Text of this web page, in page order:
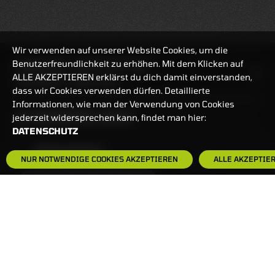
BANKEINSTELLUNGEN
HÄUFIG GESUCHT:
HANDELSZEIT
MO-FR: 7:30-23 UHR
ZERTIFIKATE
8:00-22 UHR
Wir verwenden auf unserer Website Cookies, um die
Benutzerfreundlichkeit zu erhöhen. Mit dem Klicken auf
ALLE AKZEPTIEREN erklärst du dich damit einverstanden,
dass wir Cookies verwenden dürfen. Detaillierte
Informationen, wie man der Verwendung von Cookies
jederzeit widersprechen kann, findet man hier:
DATENSCHUTZ
NUR NOTWENDIGE COOKIES AKZEPTIEREN ALLE